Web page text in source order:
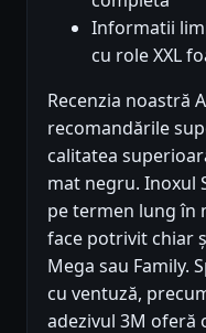
Informatii
cu role XXL
Recenzia noastră
recomandările
calitatea
mat negru. Inoxul
pe termen lung în
face potrivit chiar
Mega sau Family.
cu ventuză,
adezivul 3M oferă